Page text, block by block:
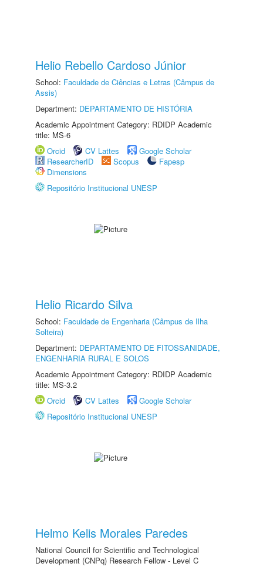
Helio Rebello Cardoso Júnior
School: Faculdade de Ciências e Letras (Câmpus de
Assis)
Department: DEPARTAMENTO DE HISTÓRIA
Academic Appointment Category: RDIDP Academic
title: MS-6
Orcid
CV Lattes
Google Scholar
ResearcherID
Scopus
Fapesp
Dimensions
Repositório Institucional UNESP
Helio Ricardo Silva
School: Faculdade de Engenharia (Câmpus de Ilha
Solteira)
Department: DEPARTAMENTO DE FITOSSANIDADE,
ENGENHARIA RURAL E SOLOS
Academic Appointment Category: RDIDP Academic
title: MS-3.2
Orcid
CV Lattes
Google Scholar
Repositório Institucional UNESP
Helmo Kelis Morales Paredes
National Council for Scientific and Technological
Development (CNPq) Research Fellow - Level C